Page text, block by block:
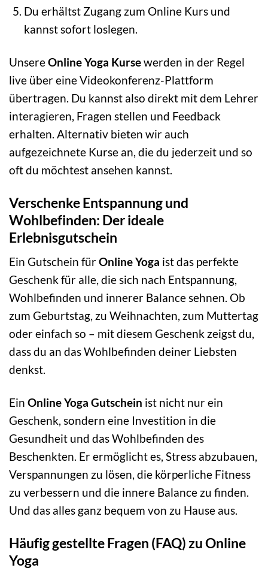
Du erhältst Zugang zum Online Kurs und
kannst sofort loslegen.
UnsereOnline Yoga Kursewerden in der Regel
live über eine Videokonferenz-Plattform
übertragen. Du kannst also direkt mit dem Lehrer
interagieren, Fragen stellen und Feedback
erhalten. Alternativ bieten wir auch
aufgezeichnete Kurse an, die du jederzeit und so
oft du möchtest ansehen kannst.
Verschenke Entspannung und
Wohlbefinden: Der ideale
Erlebnisgutschein
Ein Gutschein fürOnline Yoga ist das perfekte
Geschenk für alle, die sich nach Entspannung,
Wohlbefinden und innerer Balance sehnen. Ob
zum Geburtstag, zu Weihnachten, zum Muttertag
oder einfach so – mit diesem Geschenk zeigst du,
dass du an das Wohlbefinden deiner Liebsten
denkst.
Ein Online Yoga Gutschein ist nicht nur ein
Geschenk, sondern eine Investition in die
Gesundheit und das Wohlbefinden des
Beschenkten. Er ermöglicht es, Stress abzubauen,
Verspannungen zu lösen, die körperliche Fitness
zu verbessern und die innere Balance zu finden.
Und das alles ganz bequem von zu Hause aus.
Häufig gestellte Fragen (FAQ) zu Online
Yoga